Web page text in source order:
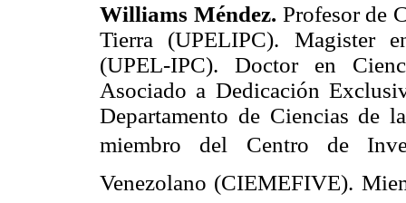
Williams Méndez. Profesor de
Tierra (UPELIPC). Magister
(UPEL-IPC). Doctor en
Asociado a Dedicación
Departamento de Ciencias de
miembro del Centro de
Venezolano (CIEMEFIVE).